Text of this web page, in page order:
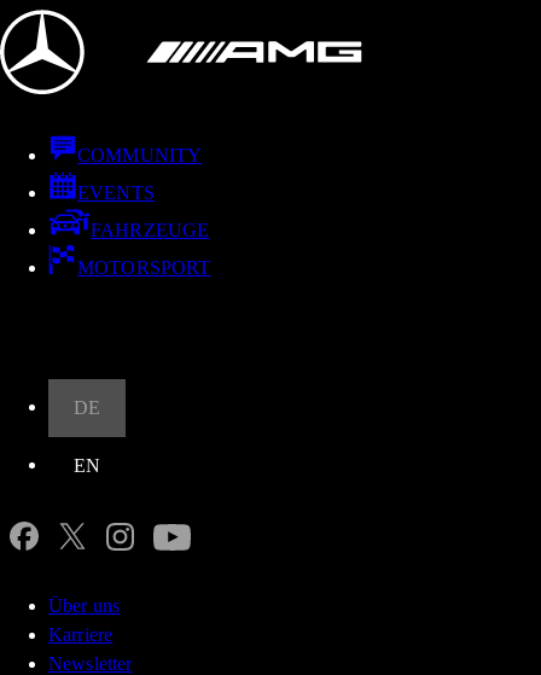
COMMUNITY
EVENTS
FAHRZEUGE
MOTORSPORT
DE
EN
Über uns
Karriere
Newsletter